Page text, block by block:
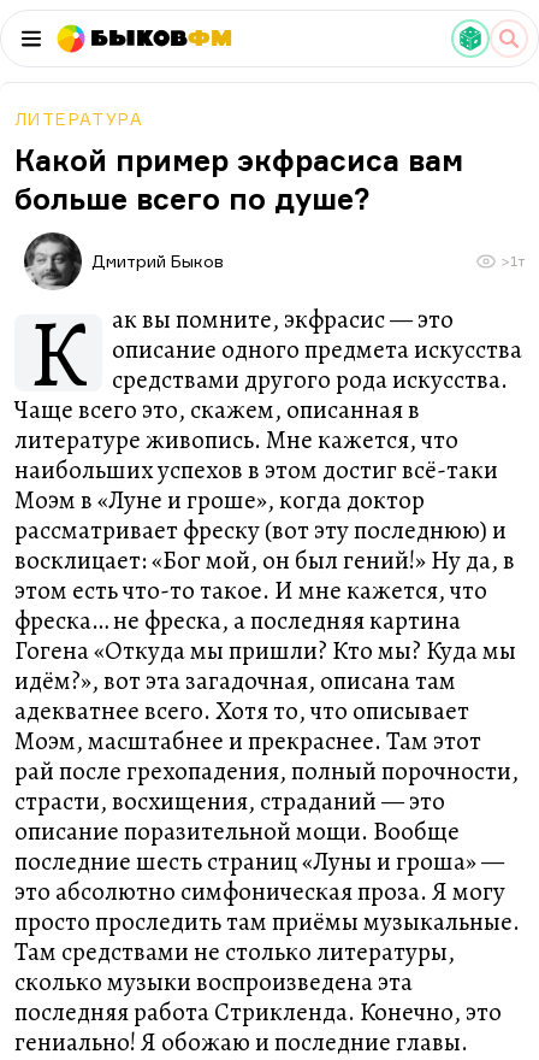
БыковФМ
ЛИТЕРАТУРА
Какой пример экфрасиса вам
больше всего по душе?
Дмитрий Быков >1т
К
ак вы помните, экфрасис — это
описание одного предмета искусства
средствами другого рода искусства.
Чаще всего это, скажем, описанная в
литературе живопись. Мне кажется, что
наибольших успехов в этом достиг всё-таки
Моэм в «Луне и гроше», когда доктор
рассматривает фреску (вот эту последнюю) и
восклицает: «Бог мой, он был гений!» Ну да, в
этом есть что-то такое. И мне кажется, что
фреска… не фреска, а последняя картина
Гогена «Откуда мы пришли? Кто мы? Куда мы
идём?», вот эта загадочная, описана там
адекватнее всего. Хотя то, что описывает
Моэм, масштабнее и прекраснее. Там этот
рай после грехопадения, полный порочности,
страсти, восхищения, страданий — это
описание поразительной мощи. Вообще
последние шесть страниц «Луны и гроша» —
это абсолютно симфоническая проза. Я могу
просто проследить там приёмы музыкальные.
Там средствами не столько литературы,
сколько музыки воспроизведена эта
последняя работа Стрикленда. Конечно, это
гениально! Я обожаю и последние главы.